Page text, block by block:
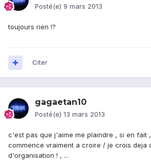
Posté(e) 9 mars 2013
toujours rien !?
Citer
gagaetan10
Posté(e) 13 mars 2013
c'est pas que j'aime me plaindre , si en fait
commence vraiment a croire / je crois deja
d'organisation ! , ...